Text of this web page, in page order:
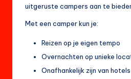
uitgeruste campers aan te
Met een camper kun je:
Reizen op je eigen tempo
Overnachten op unieke
Onafhankelijk zijn van hotels